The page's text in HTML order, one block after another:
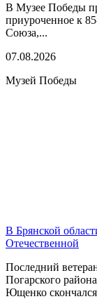
В Музее Победы
приуроченное к
Союза,...
07.08.2026
Музей Победы
В Брянской
Отечественной
Последний
Погарского
Ющенко